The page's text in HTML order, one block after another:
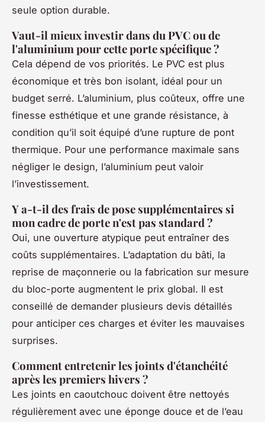
seule option durable.
Vaut-il mieux investir dans du PVC ou de
l'aluminium pour cette porte spécifique ?
Cela dépend de vos priorités. Le PVC est plus
économique et très bon isolant, idéal pour un
budget serré. L’aluminium, plus coûteux, offre une
finesse esthétique et une grande résistance, à
condition qu’il soit équipé d’une rupture de pont
thermique. Pour une performance maximale sans
négliger le design, l’aluminium peut valoir
l’investissement.
Y a-t-il des frais de pose supplémentaires si
mon cadre de porte n'est pas standard ?
Oui, une ouverture atypique peut entraîner des
coûts supplémentaires. L’adaptation du bâti, la
reprise de maçonnerie ou la fabrication sur mesure
du bloc-porte augmentent le prix global. Il est
conseillé de demander plusieurs devis détaillés
pour anticiper ces charges et éviter les mauvaises
surprises.
Comment entretenir les joints d'étanchéité
après les premiers hivers ?
Les joints en caoutchouc doivent être nettoyés
régulièrement avec une éponge douce et de l’eau